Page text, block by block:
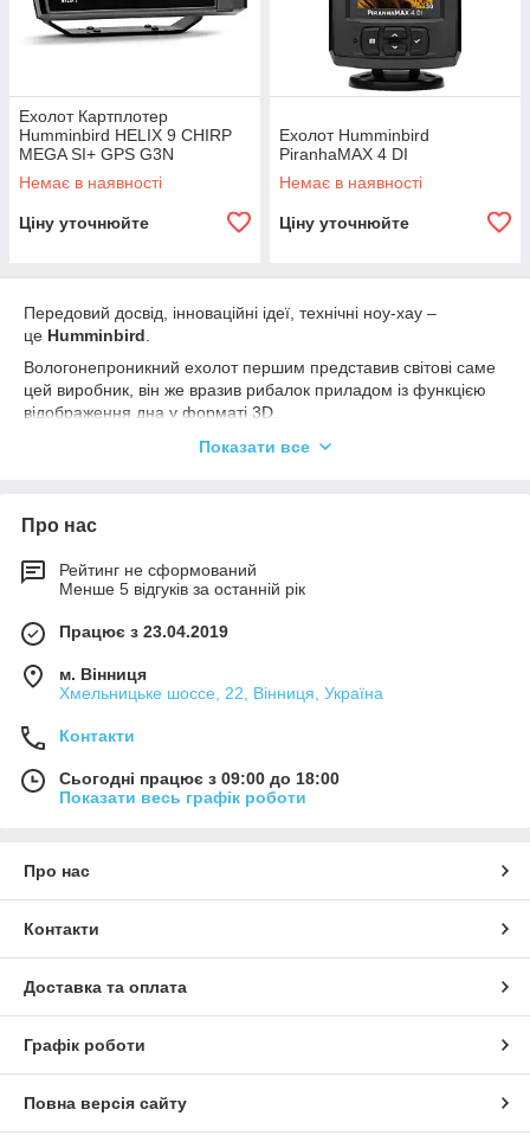
Ехолот Картплотер
Humminbird HELIX 9 CHIRP
MEGA SI+ GPS G3N
Немає в наявності
Ціну уточнюйте
Ехолот Humminbird
PiranhaMAX 4 DI
Немає в наявності
Ціну уточнюйте
Передовий досвід, інноваційні ідеї, технічні ноу-хау –
це Humminbird
Вологонепроникний ехолот першим представив світові саме
цей виробник, він же вразив рибалок приладом із функцією
відображення дна у форматі 3D.
запатентували ряд технологічних рішень, що
використовуються багатьма виробниками навігаційного/
ехолокаційного обладнання.
Показати все
Про нас
Рейтинг не сформований
Менше 5 відгуків за останній рік
Працює з 23.04.2019
м. Вінниця
Хмельницьке шоссе, 22, Вінниця, Україна
Контакти
Сьогодні працює з 09:00 до 18:00
Показати весь графік роботи
Про нас
Контакти
Доставка та оплата
Графік роботи
Повна версія сайту